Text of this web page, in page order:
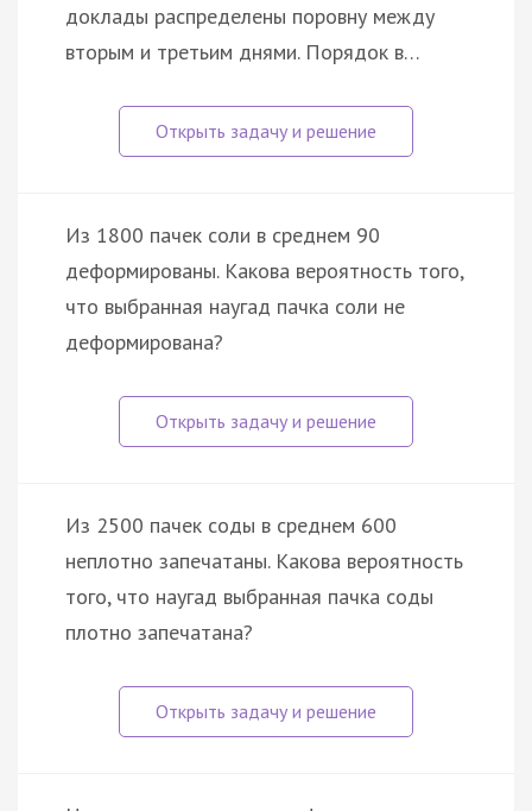
доклады распределены поровну между
вторым и третьим днями. Порядок в…
Из 1800 пачек соли в среднем 90
деформированы. Какова вероятность того,
что выбранная наугад пачка соли не
деформирована?
Из 2500 пачек соды в среднем 600
неплотно запечатаны. Какова вероятность
того, что наугад выбранная пачка соды
плотно запечатана?